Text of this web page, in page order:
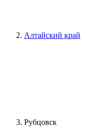
Алтайский край
Рубцовск